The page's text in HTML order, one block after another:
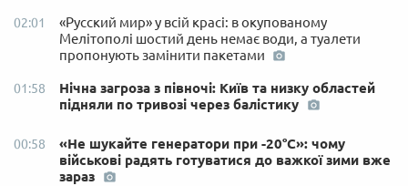
02:01
«Русский мир» у всій красі: в окупованому
Мелітополі шостий день немає води, а туалети
пропонують замінити пакетами
01:58
Нічна загроза з півночі: Київ та низку областей
підняли по тривозі через балістику
00:58
«Не шукайте генератори при -20°C»: чому
військові радять готуватися до важкої зими вже
зараз